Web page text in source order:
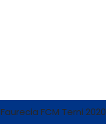
Faurecia FCM Terni 2020